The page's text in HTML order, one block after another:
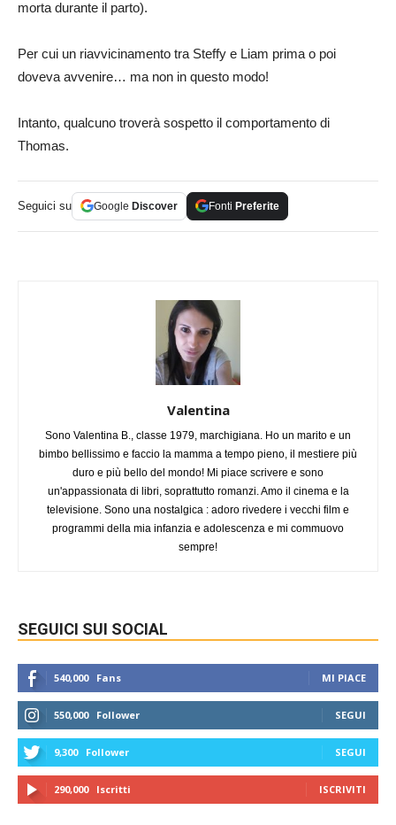
morta durante il parto).
Per cui un riavvicinamento tra Steffy e Liam prima o poi
doveva avvenire… ma non in questo modo!
Intanto, qualcuno troverà sospetto il comportamento di
Thomas.
Seguici su Google Discover Fonti Preferite
Valentina
Sono Valentina B., classe 1979, marchigiana. Ho un marito e un
bimbo bellissimo e faccio la mamma a tempo pieno, il mestiere più
duro e più bello del mondo! Mi piace scrivere e sono
un'appassionata di libri, soprattutto romanzi. Amo il cinema e la
televisione. Sono una nostalgica : adoro rivedere i vecchi film e
programmi della mia infanzia e adolescenza e mi commuovo
sempre!
SEGUICI SUI SOCIAL
540,000 Fans MI PIACE
550,000 Follower SEGUI
9,300 Follower SEGUI
290,000 Iscritti ISCRIVITI